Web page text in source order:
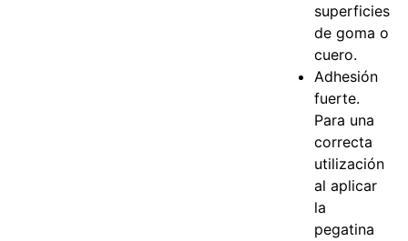
superficies
de goma o
cuero.
Adhesión
fuerte.
Para una
correcta
utilización
al aplicar
la
pegatina